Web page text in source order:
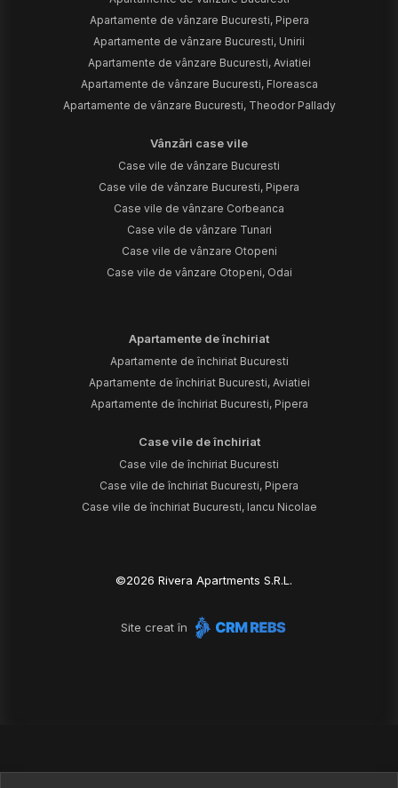
Apartamente de vânzare Bucuresti, Pipera
Apartamente de vânzare Bucuresti, Unirii
Apartamente de vânzare Bucuresti, Aviatiei
Apartamente de vânzare Bucuresti, Floreasca
Apartamente de vânzare Bucuresti, Theodor Pallady
Vânzări case vile
Case vile de vânzare Bucuresti
Case vile de vânzare Bucuresti, Pipera
Case vile de vânzare Corbeanca
Case vile de vânzare Tunari
Case vile de vânzare Otopeni
Case vile de vânzare Otopeni, Odai
Apartamente de închiriat
Apartamente de închiriat Bucuresti
Apartamente de închiriat Bucuresti, Aviatiei
Apartamente de închiriat Bucuresti, Pipera
Case vile de închiriat
Case vile de închiriat Bucuresti
Case vile de închiriat Bucuresti, Pipera
Case vile de închiriat Bucuresti, Iancu Nicolae
©2026 Rivera Apartments S.R.L.
Site creat în